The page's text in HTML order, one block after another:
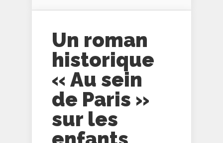
Un roman
historique
« Au sein
de Paris »
sur les